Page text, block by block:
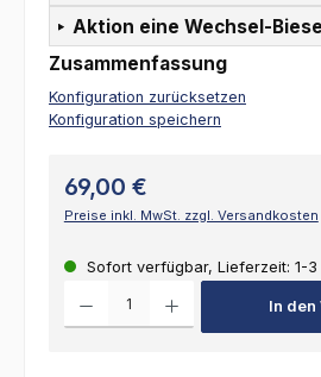
Aktion eine Wechsel-
Zusammenfassung
Konfiguration zurücksetzen
Konfiguration speichern
69,00 €
Preise inkl. MwSt. zzgl. Versandkosten
Sofort verfügbar, Lieferzeit: 1-3
In den